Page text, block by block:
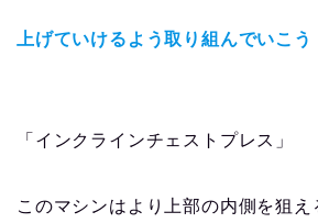
上げていけるよう取り組んでいこう
「インクラインチェストプレス」
このマシンはより上部の内側を狙え